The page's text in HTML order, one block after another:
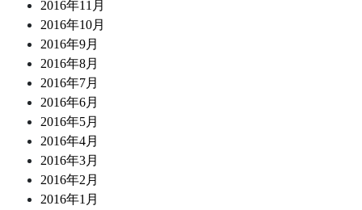
2016年11月
2016年10月
2016年9月
2016年8月
2016年7月
2016年6月
2016年5月
2016年4月
2016年3月
2016年2月
2016年1月